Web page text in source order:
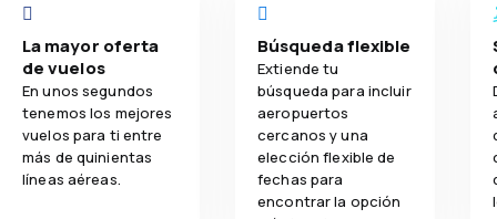
La mayor oferta
de vuelos
En unos segundos
tenemos los mejores
vuelos para ti entre
más de quinientas
líneas aéreas.
Búsqueda flexible
Extiende tu
búsqueda para incluir
aeropuertos
cercanos y una
elección flexible de
fechas para
encontrar la opción